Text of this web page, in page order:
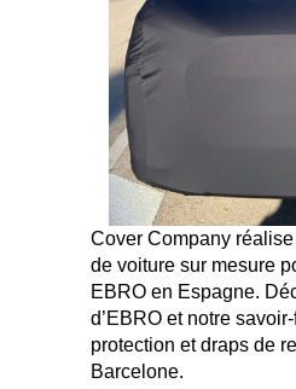
Cover Company
de voiture sur mesure
EBRO en Espagne.
d’EBRO et notre
protection et draps de
Barcelone.